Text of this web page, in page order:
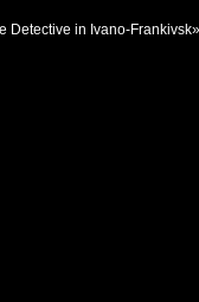
Detective in Ivano-Frankivsk»